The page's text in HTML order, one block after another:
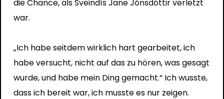
die Chance, als Sveindís Jane Jónsdóttir verletzt
war.
„Ich habe seitdem wirklich hart gearbeitet, ich
habe versucht, nicht auf das zu hören, was gesagt
wurde, und habe mein Ding gemacht.“ Ich wusste,
dass ich bereit war, ich musste es nur zeigen.